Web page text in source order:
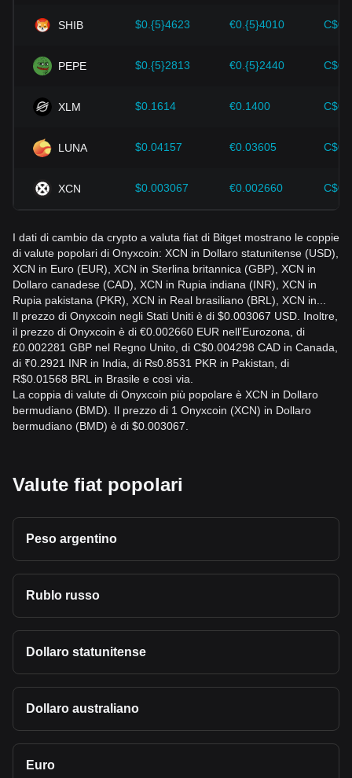
considerato questi fattori, gli investitori dovrebbero anche
Onyxcoin e adeguare di conseguenza le proprie strategie di
investimento in un mercato in continua evoluzione.
SHIB $0.{5}4623 €0.{5}4010
PEPE $0.{5}2813 €0.{5}2440
XLM $0.1614 €0.1400
LUNA $0.04157 €0.03605
XCN $0.003067 €0.002660
I dati di cambio da crypto a valuta fiat di Bitget mostrano le coppie
di valute popolari di Onyxcoin: XCN in Dollaro statunitense (USD),
XCN in Euro (EUR), XCN in Sterlina britannica (GBP), XCN in
Dollaro canadese (CAD), XCN in Rupia indiana (INR), XCN in
Rupia pakistana (PKR), XCN in Real brasiliano (BRL), XCN in...
Il prezzo di Onyxcoin negli Stati Uniti è di $0.003067 USD. Inoltre,
il prezzo di Onyxcoin è di €0.002660 EUR nell'Eurozona, di
£0.002281 GBP nel Regno Unito, di C$0.004298 CAD in Canada,
di ₹0.2921 INR in India, di ₨0.8531 PKR in Pakistan, di
R$0.01568 BRL in Brasile e così via.
La coppia di valute di Onyxcoin più popolare è XCN in Dollaro
bermudiano (BMD). Il prezzo di 1 Onyxcoin (XCN) in Dollaro
bermudiano (BMD) è di $0.003067.
Valute fiat popolari
Peso argentino
Rublo russo
Dollaro statunitense
Dollaro australiano
Euro